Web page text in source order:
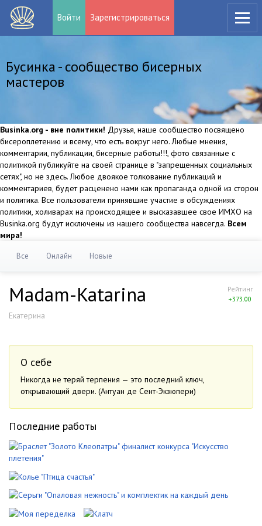
Войти Зарегистрироваться
Бусинка - сообщество бисерных
мастеров
Businka.org - вне политики! Друзья, наше сообщество посвящено
бисероплетению и всему, что есть вокруг него. Любые мнения,
комментарии, публикации, бисерные работы!!!, фото связанные с
политикой публикуйте на своей странице в "запрещенных социальных
сетях", но не здесь. Любое двоякое толкование публикаций и
комментариев, будет расценено нами как пропаганда одной из сторон
и политика. Все пользователи принявшие участие в обсуждениях
политики, холиварах на происходящее и высказавшее свое ИМХО на
Businka.org будут исключены из нашего сообщества навсегда. Всем
мира!
Все Онлайн Новые
Рейтинг
+373.00
Madam-Katarina
Екатерина
О себе
Никогда не теряй терпения — это последний ключ,
открывающий двери. (Антуан де Сент-Экзюпери)
Последние работы